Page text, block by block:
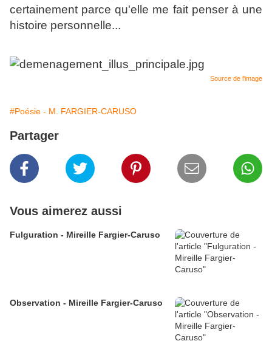
certainement parce qu'elle me fait penser à une
histoire personnelle...
Source de l'image
#Poésie - M. FARGIER-CARUSO
Partager
Vous aimerez aussi
Fulguration - Mireille Fargier-Caruso
Observation - Mireille Fargier-Caruso